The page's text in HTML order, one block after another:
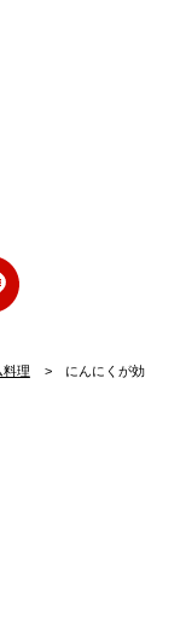
料理
にんにくが効